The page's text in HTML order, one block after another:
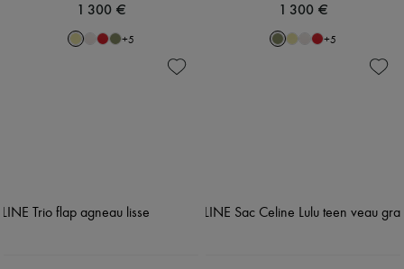
1 300 €
+5
1 300 €
+5